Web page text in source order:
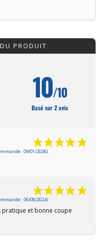
PRODUIT
10/10
Basé sur 2 avis
: 09/01/2026)
: 06/08/2024)
et bonne coupe